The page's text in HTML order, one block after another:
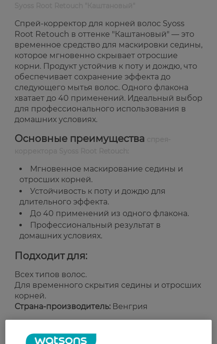
Спрей-корректор для корней волос Syoss
Root Retouch в оттенке "Каштановый" — это
временное средство для маскировки седины,
которое мгновенно скрывает отросшие
корни. Продукт устойчив к поту и дождю, что
обеспечивает сохранение эффекта до
следующего мытья волос. Одного флакона
хватает до 40 применений. Идеальный выбор
для профессионального использования в
домашних условиях.
Основные преимущества
Мгновенное маскирование седины и
отросших корней.
Устойчивость к поту и дождю для
длительного эффекта.
До 40 применений из одного флакона.
Профессиональный результат в
домашних условиях.
Подходит для:
Всех типов волос.
Для временного скрытия седины и отросших
корней.
Страна-производитель: Венгрия
Рейтинг и отзывы